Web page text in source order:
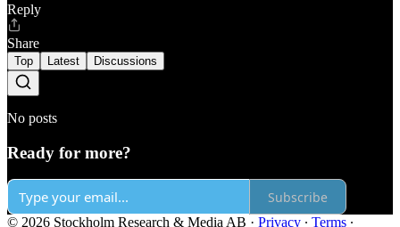
Reply
Share
Top Latest Discussions
No posts
Ready for more?
Subscribe
© 2026 Stockholm Research & Media AB · Privacy ∙ Terms ∙